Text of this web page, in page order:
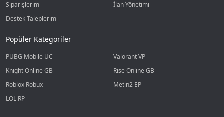
Siparişlerim
İlan Yönetimi
Destek Taleplerim
Popüler Kategoriler
PUBG Mobile UC
Valorant VP
Knight Online GB
Rise Online GB
Roblox Robux
Metin2 EP
LOL RP